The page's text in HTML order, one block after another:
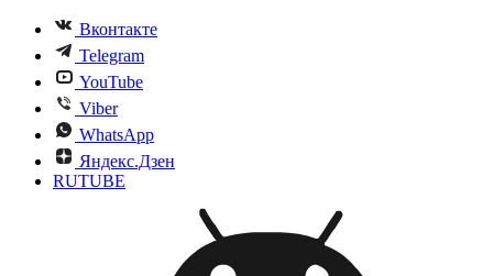
Вконтакте
Telegram
YouTube
Viber
WhatsApp
Яндекс.Дзен
RUTUBE